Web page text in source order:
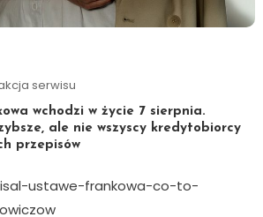
serwisu
wchodzi w życie 7 sierpnia.
ale nie wszyscy kredytobiorcy
przepisów